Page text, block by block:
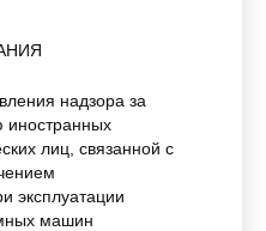
надзора за
иностранных
лиц, связанной с
эксплуатации
машин